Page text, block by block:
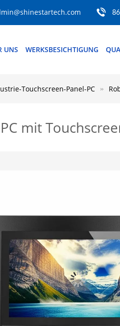
UNS WERKSBESICHTIGUNG
Touchscreen-Panel-PC
mit